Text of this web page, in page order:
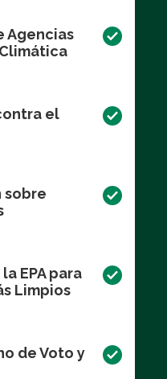
Agencias
el
sobre
EPA para
Limpios
de Voto y